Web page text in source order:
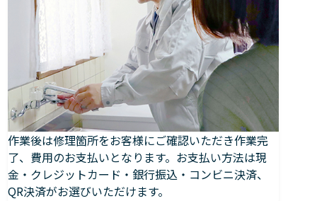
作業後は修理箇所をお客様にご確認いただき作業完
了、費用のお支払いとなります。お支払い方法は現
金・クレジットカード・銀行振込・コンビニ決済、
QR決済がお選びいただけます。